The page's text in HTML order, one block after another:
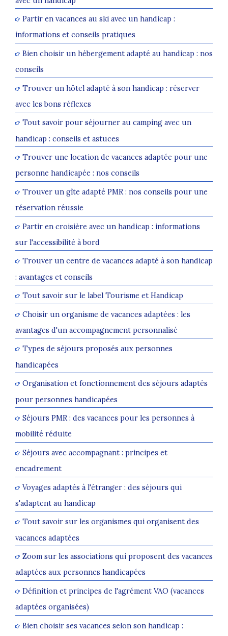
Partir en vacances au ski avec un handicap :
informations et conseils pratiques
Bien choisir un hébergement adapté au handicap : nos
conseils
Trouver un hôtel adapté à son handicap : réserver
avec les bons réflexes
Tout savoir pour séjourner au camping avec un
handicap : conseils et astuces
Trouver une location de vacances adaptée pour une
personne handicapée : nos conseils
Trouver un gîte adapté PMR : nos conseils pour une
réservation réussie
Partir en croisière avec un handicap : informations
sur l'accessibilité à bord
Trouver un centre de vacances adapté à son handicap
: avantages et conseils
Tout savoir sur le label Tourisme et Handicap
Choisir un organisme de vacances adaptées : les
avantages d'un accompagnement personnalisé
Types de séjours proposés aux personnes
handicapées
Organisation et fonctionnement des séjours adaptés
pour personnes handicapées
Séjours PMR : des vacances pour les personnes à
mobilité réduite
Séjours avec accompagnant : principes et
encadrement
Voyages adaptés à l'étranger : des séjours qui
s'adaptent au handicap
Tout savoir sur les organismes qui organisent des
vacances adaptées
Zoom sur les associations qui proposent des vacances
adaptées aux personnes handicapées
Définition et principes de l'agrément VAO (vacances
adaptées organisées)
Bien choisir ses vacances selon son handicap :